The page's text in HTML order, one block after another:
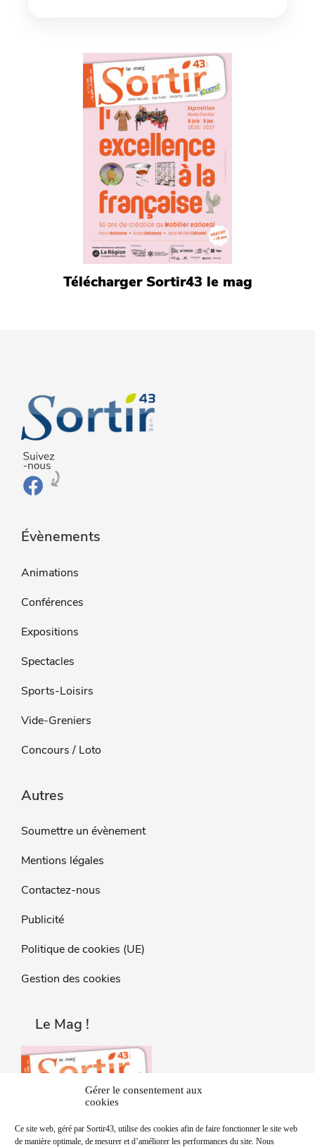
Gérer le consentement aux
cookies
Ce site web, géré par Sortir43, utilise des cookies afin de faire fonctionner le site web
de manière optimale, de mesurer et d’améliorer les performances du site. Nous
Télécharger Sortir43 le mag
Évènements
Animations
Conférences
Expositions
Spectacles
Sports-Loisirs
Vide-Greniers
Concours / Loto
Autres
Soumettre un évènement
Mentions légales
Contactez-nous
Publicité
Politique de cookies (UE)
Gestion des cookies
Le Mag !